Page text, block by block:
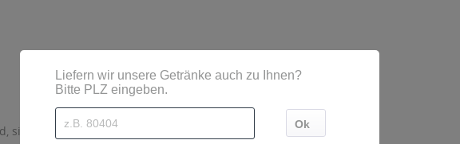
sind diese mittels Großbuchstaben besonders hervorgehoben